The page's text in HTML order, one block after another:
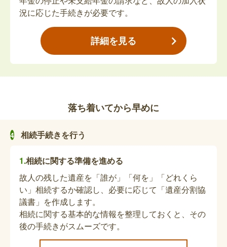
配偶者または扶養義務者が受け取ることができま
障害児福祉手当の受給資格者死亡届・未支払
い手当請求
配偶者または扶養義務者が受け取ることができま
故人の重度障がい者医療証の資格喪失届
場合、資格喪失届出と医療証の返納が必要です。
故人の障がい福祉サービス利用券等の返納
亡くなられた方が障がい福祉サービス等を利用され
ていた場合、死亡日をもって障がい福祉サービス利
用券等の返納となります。
す。
況に応じた手続きが必要です。
詳細を見る
落ち着いてから早めに
相続手続きを行う
相続に関する準備を進める
故人の残した遺産を「誰が」「何を」「どれくら
い」相続するか確認し、必要に応じて「遺産分割協
議書」を作成します。
相続に関する基本的な情報を整理しておくと、その
後の手続きがスムーズです。